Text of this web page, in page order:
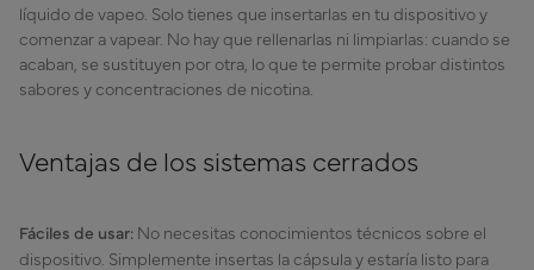
líquido de vapeo. Solo tienes que insertarlas en tu dispositivo y
comenzar a vapear. No hay que rellenarlas ni limpiarlas: cuando se
acaban, se sustituyen por otra, lo que te permite probar distintos
sabores y concentraciones de nicotina.
Ventajas de los sistemas cerrados
Fáciles de usar: No necesitas conocimientos técnicos sobre el
dispositivo. Simplemente insertas la cápsula y estaría listo para